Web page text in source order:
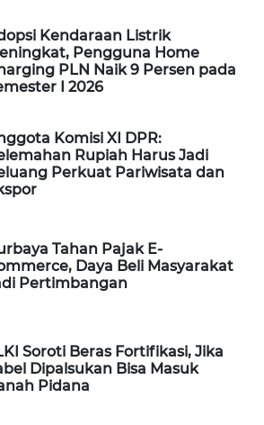
Kendaraan Listrik
Pengguna Home
PLN Naik 9 Persen pada
I 2026
Komisi XI DPR:
Rupiah Harus Jadi
Perkuat Pariwisata dan
Tahan Pajak E-
Daya Beli Masyarakat
Pertimbangan
Soroti Beras Fortifikasi, Jika
Dipalsukan Bisa Masuk
Pidana